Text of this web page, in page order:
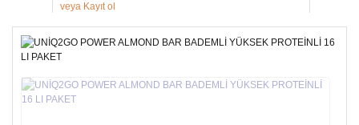
veya Kayıt ol